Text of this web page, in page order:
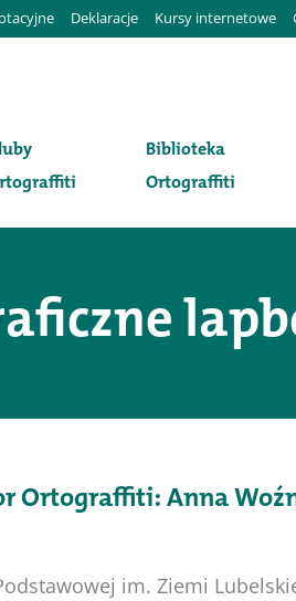
Deklaracje Kursy internetowe
Biblioteka
Ortograffiti
Ortograffiti: Anna
im. Ziemi